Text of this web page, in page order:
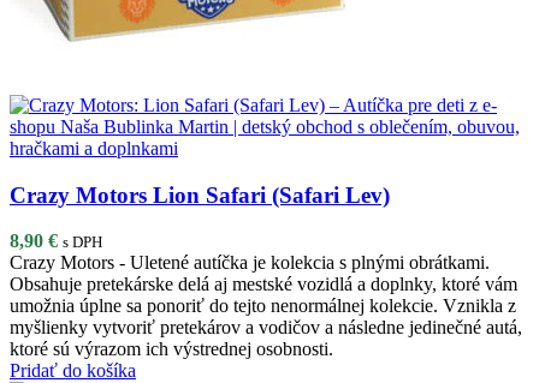
Crazy Motors Lion Safari (Safari Lev)
8,90 € s DPH
Crazy Motors - Uletené autíčka je kolekcia s plnými obrátkami.
Obsahuje pretekárske delá aj mestské vozidlá a doplnky, ktoré vám
umožnia úplne sa ponoriť do tejto nenormálnej kolekcie. Vznikla z
myšlienky vytvoriť pretekárov a vodičov a následne jedinečné autá,
ktoré sú výrazom ich výstrednej osobnosti.
Pridať do košíka